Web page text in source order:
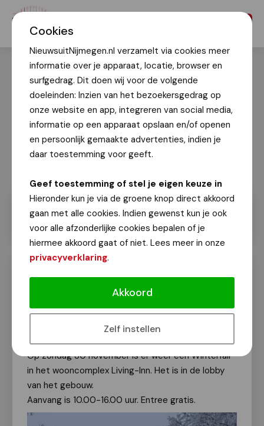
Cookies
NieuwsuitNijmegen.nl verzamelt via cookies meer
informatie over je apparaat, locatie, browser en
surfgedrag. Dit doen wij voor de volgende
doeleinden: Inzien van het bezoekersgedrag op
onze website en app, integreren van social media,
informatie op een apparaat opslaan en/of openen
en persoonlijk gemaakte advertenties, indien je
daar toestemming voor geeft.
Geef toestemming of stel je eigen keuze in
Hieronder kun je via de groene knop direct akkoord
gaan met alle cookies. Indien gewenst kun je ook
voor alle afzonderlijke cookies bepalen of je
hiermee akkoord gaat of niet. Lees meer in onze
privacyverklaring.
Akkoord
Zelf instellen
Gezellige Winterfair in wooncomplex
Living-Inn op 30 november
Van onze redactie
3 november 2025
Op zondag 30 november is er weer een Winterfair
in het wooncomplex Living-Inn. Het is in de lobby
van het gebouw.
Aanvang is 10.00-16.00 uur. Entree gratis.